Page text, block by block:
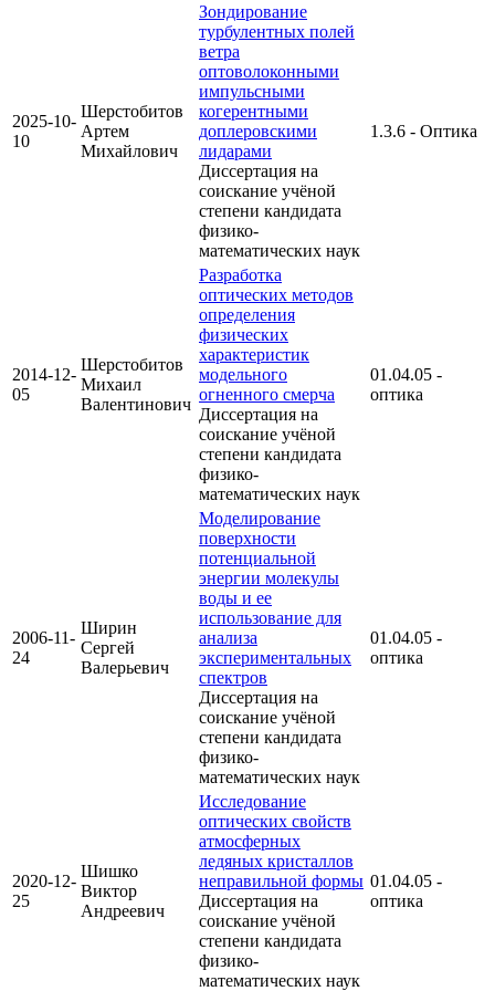
2025-10-
10
Шерстобитов
Артем
Михайлович
Зондирование
турбулентных полей
ветра
оптоволоконными
импульсными
когерентными
доплеровскими
лидарами
Диссертация на
соискание учёной
степени кандидата
физико-
математических наук
1.3.6 - Оптика
2014-12-
05
Шерстобитов
Михаил
Валентинович
Разработка
оптических методов
определения
физических
характеристик
модельного
огненного смерча
Диссертация на
соискание учёной
степени кандидата
физико-
математических наук
01.04.05 -
оптика
2006-11-
24
Ширин
Сергей
Валерьевич
Моделирование
поверхности
потенциальной
энергии молекулы
воды и ее
использование для
анализа
экспериментальных
спектров
Диссертация на
соискание учёной
степени кандидата
физико-
математических наук
01.04.05 -
оптика
2020-12-
25
Шишко
Виктор
Андреевич
Исследование
оптических свойств
атмосферных
ледяных кристаллов
неправильной формы
Диссертация на
соискание учёной
степени кандидата
физико-
математических наук
01.04.05 -
оптика